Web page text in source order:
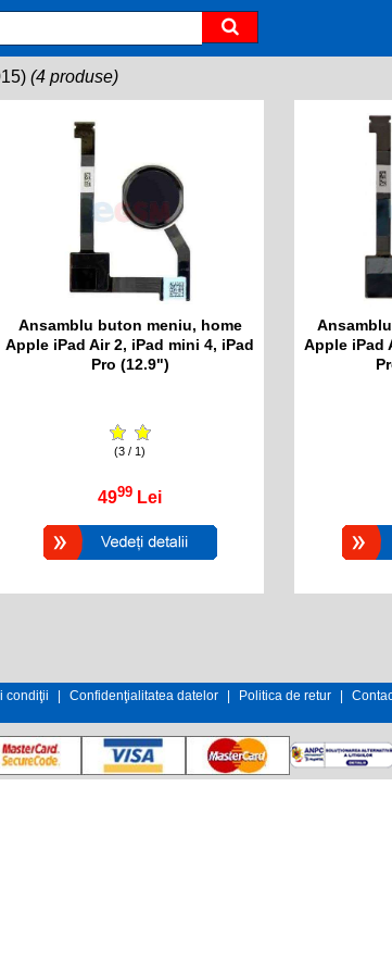
(4 produse)
Ansamblu buton meniu, home
Apple iPad Air 2, iPad mini 4, iPad
Pro (12.9")
(3 / 1)
4999 Lei
Apple iPad
condiţii Confidenţialitatea datelor Politica de retur